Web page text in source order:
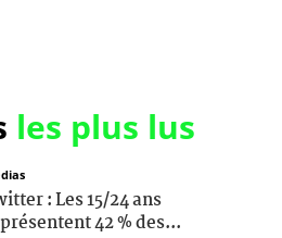
les plus lus
: Les 15/24 ans
42 % des...